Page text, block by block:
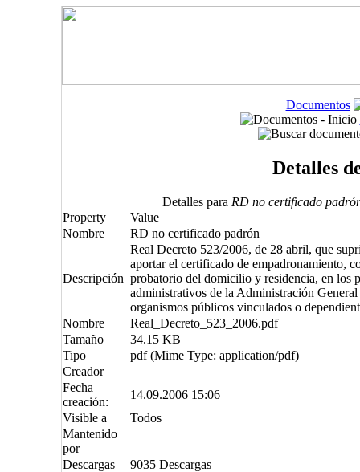
Documentos
Detalles
Detalles para RD no certificado
Property
Value
Nombre
RD no certificado padrón
Descripción
Real Decreto 523/2006, de 28 abril, que
aportar el certificado de empadronamiento,
probatorio del domicilio y residencia, en los
administrativos de la Administración General
organismos públicos vinculados o
Nombre
Real_Decreto_523_2006.pdf
Tamaño
34.15 KB
Tipo
pdf (Mime Type: application/pdf)
Creador
Fecha
creación:
14.09.2006 15:06
Visible a
Todos
Mantenido
por
Descargas
9035 Descargas